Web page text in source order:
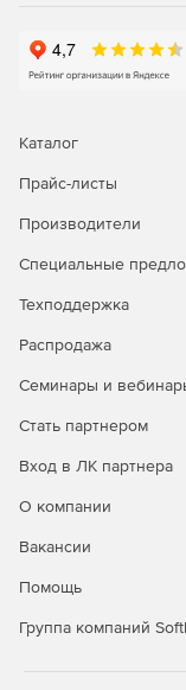
Каталог
Прайс-листы
Производители
Специальные
Техподдержка
Распродажа
Семинары и
Стать партнером
Вход в ЛК партнера
О компании
Вакансии
Помощь
Группа компаний